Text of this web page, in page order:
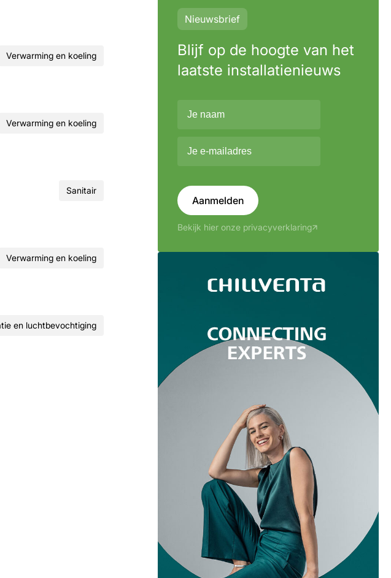
Verwarming en koeling
Verwarming en koeling
Sanitair
Verwarming en koeling
en luchtbevochtiging
Nieuwsbrief
Blijf op de hoogte van het
laatste installatienieuws
Aanmelden
Bekijk hier onze privacyverklaring